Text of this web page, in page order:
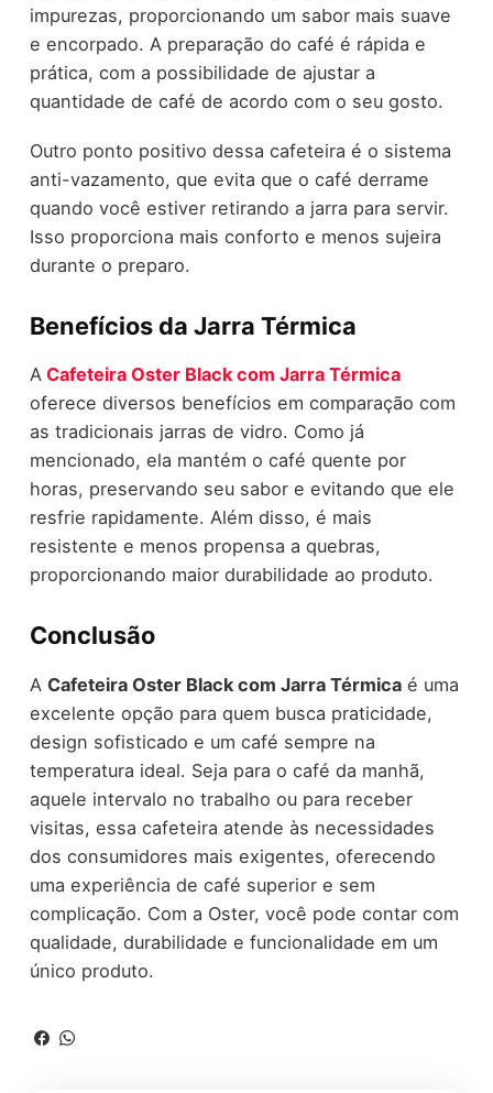
impurezas, proporcionando um sabor mais suave
e encorpado. A preparação do café é rápida e
prática, com a possibilidade de ajustar a
quantidade de café de acordo com o seu gosto.
Outro ponto positivo dessa cafeteira é o sistema
anti-vazamento, que evita que o café derrame
quando você estiver retirando a jarra para servir.
Isso proporciona mais conforto e menos sujeira
durante o preparo.
Benefícios da Jarra Térmica
ACafeteira Oster Black com Jarra Térmica
oferece diversos benefícios em comparação com
as tradicionais jarras de vidro. Como já
mencionado, ela mantém o café quente por
horas, preservando seu sabor e evitando que ele
resfrie rapidamente. Além disso, é mais
resistente e menos propensa a quebras,
proporcionando maior durabilidade ao produto.
Conclusão
A Cafeteira Oster Black com Jarra Térmicaé uma
excelente opção para quem busca praticidade,
design sofisticado e um café sempre na
temperatura ideal. Seja para o café da manhã,
aquele intervalo no trabalho ou para receber
visitas, essa cafeteira atende às necessidades
dos consumidores mais exigentes, oferecendo
uma experiência de café superior e sem
complicação. Com a Oster, você pode contar com
qualidade, durabilidade e funcionalidade em um
único produto.